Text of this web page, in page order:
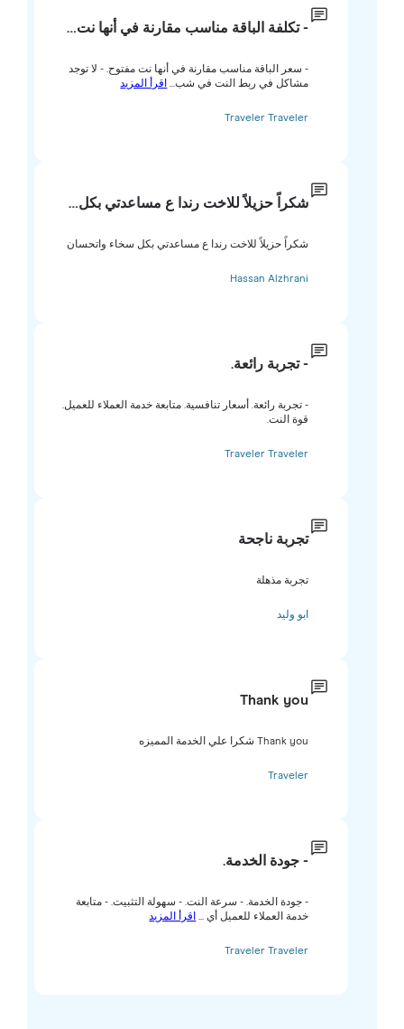
- تكلفة الباقة مناسب مقارنة في أنها نت…
- سعر الباقة مناسب مقارنة في أنها نت مفتوح. - لا توجد
مشاكل في ربط النت في شب...اقرأ المزيد
Traveler Traveler
شكراً حزيلاً للاخت رندا ع مساعدتي بكل…
شكراً حزيلاً للاخت رندا ع مساعدتي بكل سخاء واتحسان
Hassan Alzhrani
- تجربة رائعة.
- تجربة رائعة. أسعار تنافسية. متابعة خدمة العملاء للعميل.
قوة النت.
Traveler Traveler
تجربة ناجحة
تجربة مذهلة
Thank you
Thank you شكرا علي الخدمة المميزه
Traveler
- جودة الخدمة.
- جودة الخدمة. - سرعة النت. - سهولة التثبيت. - متابعة
خدمة العملاء للعميل أي ...اقرأ المزيد
Traveler Traveler